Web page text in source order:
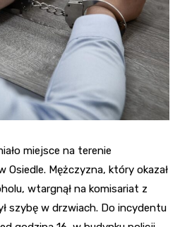
miejsce na terenie
Osiedle. Mężczyzna, który okazał
wtargnął na komisariat z
szybę w drzwiach. Do incydentu